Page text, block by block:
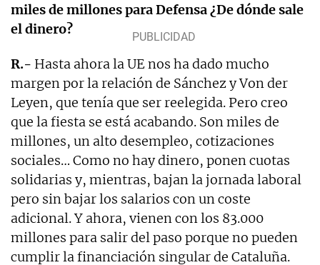
miles de millones para Defensa ¿De dónde sale
el dinero?
R.- Hasta ahora la UE nos ha dado mucho
margen por la relación de Sánchez y Von der
Leyen, que tenía que ser reelegida. Pero creo
que la fiesta se está acabando. Son miles de
millones, un alto desempleo, cotizaciones
sociales… Como no hay dinero, ponen cuotas
solidarias y, mientras, bajan la jornada laboral
pero sin bajar los salarios con un coste
adicional. Y ahora, vienen con los 83.000
millones para salir del paso porque no pueden
cumplir la financiación singular de Cataluña.